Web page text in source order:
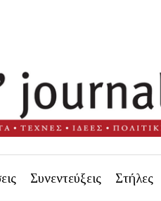
Συνεντεύξεις Στήλες